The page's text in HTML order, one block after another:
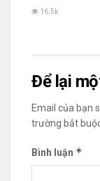
16.5k
Để lại
Email của bạn
trường bắt
Bình luận *